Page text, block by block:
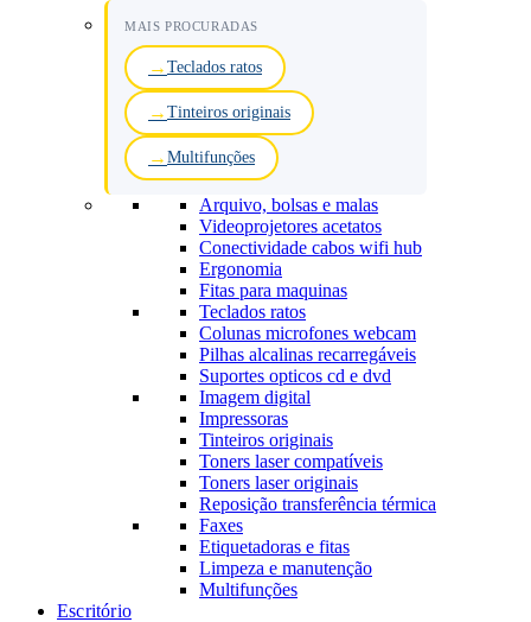
MAIS PROCURADAS
Teclados ratos
Tinteiros originais
Multifunções
Arquivo, bolsas e malas
Videoprojetores acetatos
Conectividade cabos wifi hub
Ergonomia
Fitas para maquinas
Teclados ratos
Colunas microfones webcam
Pilhas alcalinas recarregáveis
Suportes opticos cd e dvd
Imagem digital
Impressoras
Tinteiros originais
Toners laser compatíveis
Toners laser originais
Reposição transferência térmica
Faxes
Etiquetadoras e fitas
Limpeza e manutenção
Multifunções
Escritório